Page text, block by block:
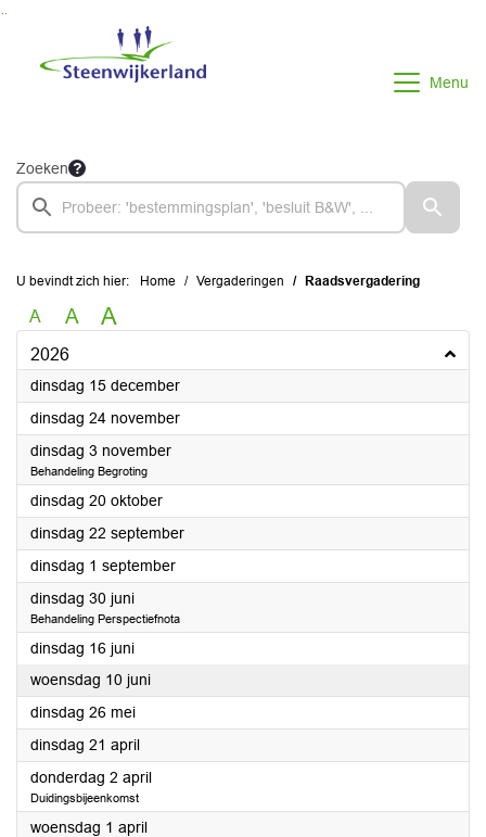
Ga naar de inhoud van deze pagina
Menu
Zoeken
U bevindt zich hier: Home Vergaderingen Raadsvergadering
A A A
2026
dinsdag 15 december2026
dinsdag 24 november2026
dinsdag 3 november2026
Behandeling Begroting
dinsdag 20 oktober2026
dinsdag 22 september2026
dinsdag 1 september2026
dinsdag 30 juni2026
Behandeling Perspectiefnota
dinsdag 16 juni2026
woensdag 10 juni2026
dinsdag 26 mei2026
dinsdag 21 april2026
donderdag 2 april2026
Duidingsbijeenkomst
woensdag 1 april2026